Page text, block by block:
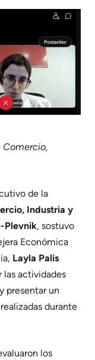
Comercio,
de la
Industria y
Plevnik, sostuvo
Económica
Layla Palis
las actividades
presentar un
durante
los